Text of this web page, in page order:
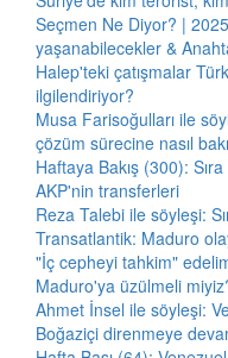
Seçmen Ne Diyor? |
yaşanabilecekler &
Halep'teki çatışmalar
ilgilendiriyor?
Musa Farisoğulları ile
çözüm sürecine nasıl
Haftaya Bakış (300):
AKP'nin transferleri
Reza Talebi ile söyleşi:
Transatlantik: Maduro
"İç cepheyi tahkim"
Maduro'ya üzülmeli
Ahmet İnsel ile söyleşi:
Boğaziçi direnmeye